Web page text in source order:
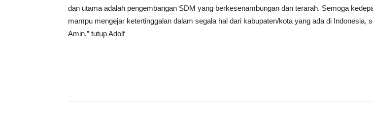
dan utama adalah pengembangan SDM yang berkesenambungan dan terarah. Semoga
mampu mengejar ketertinggalan dalam segala hal dari kabupaten/kota yang ada di Indonesia,
Amin,” tutup Adolf